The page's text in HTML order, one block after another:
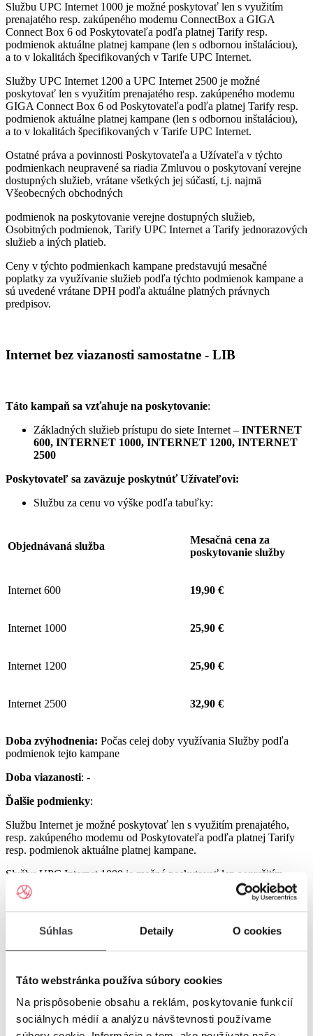
Súhlas Detaily O cookies
Táto webstránka používa súbory cookies
Na prispôsobenie obsahu a reklám, poskytovanie funkcií
sociálnych médií a analýzu návštevnosti používame
Službu UPC Internet 1000 je možné poskytovať len s využitím
prenajatého resp. zakúpeného modemu ConnectBox a GIGA
Connect Box 6 od Poskytovateľa podľa platnej Tarify resp.
podmienok aktuálne platnej kampane (len s odbornou inštaláciou),
a to v lokalitách špecifikovaných v Tarife UPC Internet.
Služby UPC Internet 1200 a UPC Internet 2500 je možné
poskytovať len s využitím prenajatého resp. zakúpeného modemu
GIGA Connect Box 6 od Poskytovateľa podľa platnej Tarify resp.
podmienok aktuálne platnej kampane (len s odbornou inštaláciou),
a to v lokalitách špecifikovaných v Tarife UPC Internet.
Ostatné práva a povinnosti Poskytovateľa a Užívateľa v týchto
podmienkach neupravené sa riadia Zmluvou o poskytovaní verejne
dostupných služieb, vrátane všetkých jej súčastí, t.j. najmä
Všeobecných obchodných
podmienok na poskytovanie verejne dostupných služieb,
Osobitných podmienok, Tarify UPC Internet a Tarify jednorazových
služieb a iných platieb.
Ceny v týchto podmienkach kampane predstavujú mesačné
poplatky za využívanie služieb podľa týchto podmienok kampane a
sú uvedené vrátane DPH podľa aktuálne platných právnych
predpisov.
Internet bez viazanosti samostatne - LIB
Táto kampaň sa vzťahuje na poskytovanie:
Základných služieb prístupu do siete Internet – INTERNET
600, INTERNET 1000, INTERNET 1200, INTERNET
2500
Poskytovateľ sa zaväzuje poskytnúť Užívateľovi:
Službu za cenu vo výške podľa tabuľky:
Objednávaná služba
Mesačná cena za
poskytovanie služby
Internet 600 19,90 €
Internet 1000 25,90 €
Internet 1200 25,90 €
Internet 2500 32,90 €
Doba zvýhodnenia: Počas celej doby využívania Služby podľa
podmienok tejto kampane
Doba viazanosti: -
Ďalšie podmienky:
Službu Internet je možné poskytovať len s využitím prenajatého,
resp. zakúpeného modemu od Poskytovateľa podľa platnej Tarify
resp. podmienok aktuálne platnej kampane.
Službu UPC Internet 1000 je možné poskytovať len s využitím
prenajatého resp. zakúpeného modemu GIGA ConnectBox
alebo GIGA Connect Box 6 (podľa dostupnosti) od Poskytovateľa
podľa platnej Tarify resp. podmienok aktuálne platnej kampane (len
s odbornou inštaláciou), a to v lokalitách špecifikovaných v Tarife
UPC Internet.
poskytovať len s využitím prenajatého resp. zakúpeného modemu
GIGA Connect Box 6 od Poskytovateľa podľa platnej Tarify resp.
podmienok aktuálne platnej kampane (len s odbornou inštaláciou), a
to v lokalitách špecifikovaných v Tarife UPC Internet.